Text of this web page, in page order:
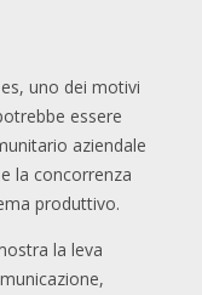
uno dei motivi
essere
aziendale
la concorrenza
produttivo.
la leva